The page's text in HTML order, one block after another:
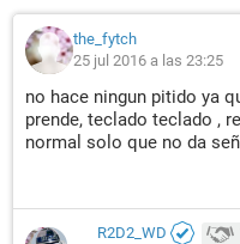
the_fytch
25 jul 2016 a las 23:25
no hace ningun pitido ya
prende, teclado teclado ,
normal solo que no da
R2D2_WD